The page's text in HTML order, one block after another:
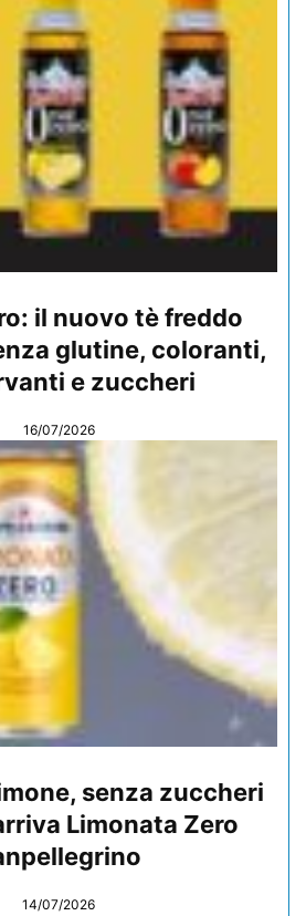
il nuovo tè freddo
glutine, coloranti,
e zuccheri
16/07/2026
senza zuccheri
Limonata Zero
14/07/2026